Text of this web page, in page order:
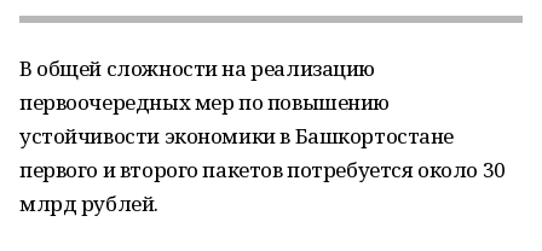
В общей сложности на реализацию
первоочередных мер по повышению
устойчивости экономики в Башкортостане
первого и второго пакетов потребуется около 30
млрд рублей.